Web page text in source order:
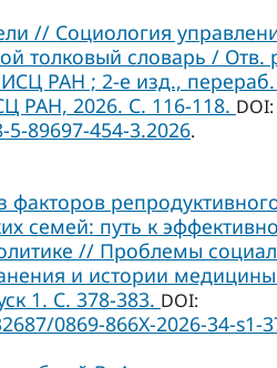
// Социология
толковый словарь / Отв.
РАН ; 2-е изд.,
РАН, 2026. С. 116-118. DOI:
89697-454-3.2026.
факторов
семей: путь к
// Проблемы
и истории
1. С. 378-383. DOI:
0869-866X-2026-34-s1-